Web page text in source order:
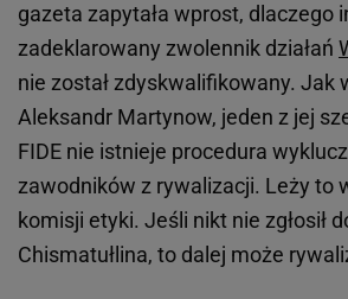
gazeta zapytała wprost, dlaczego
zadeklarowany zwolennik działań
nie został zdyskwalifikowany. Jak
Aleksandr Martynow, jeden z jej
FIDE nie istnieje procedura
zawodników z rywalizacji. Leży to
komisji etyki. Jeśli nikt nie zgłosił
Chismatułlina, to dalej może